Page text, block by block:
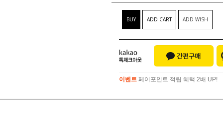
BUY ADD CART ADD WISH
이벤트 페이포인트 적립 혜택 2배 UP!